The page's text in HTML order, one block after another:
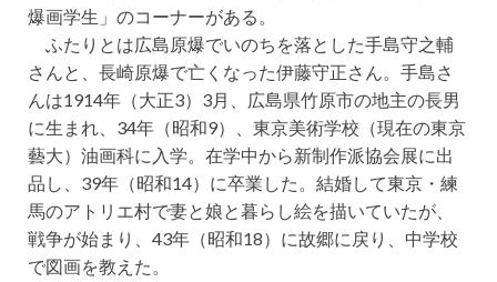
爆画学生」のコーナーがある。
ふたりとは広島原爆でいのちを落とした手島守之輔
さんと、長崎原爆で亡くなった伊藤守正さん。手島さ
んは1914年（大正3）3月、広島県竹原市の地主の長男
に生まれ、34年（昭和9）、東京美術学校（現在の東京
藝大）油画科に入学。在学中から新制作派協会展に出
品し、39年（昭和14）に卒業した。結婚して東京・練
馬のアトリエ村で妻と娘と暮らし絵を描いていたが、
戦争が始まり、43年（昭和18）に故郷に戻り、中学校
で図画を教えた。